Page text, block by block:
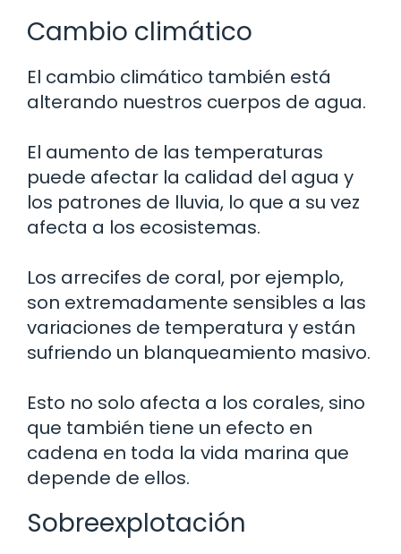
Cambio climático
El cambio climático también está
alterando nuestros cuerpos de agua.
El aumento de las temperaturas
puede afectar la calidad del agua y
los patrones de lluvia, lo que a su vez
afecta a los ecosistemas.
Los arrecifes de coral, por ejemplo,
son extremadamente sensibles a las
variaciones de temperatura y están
sufriendo un blanqueamiento masivo.
Esto no solo afecta a los corales, sino
que también tiene un efecto en
cadena en toda la vida marina que
depende de ellos.
Sobreexplotación